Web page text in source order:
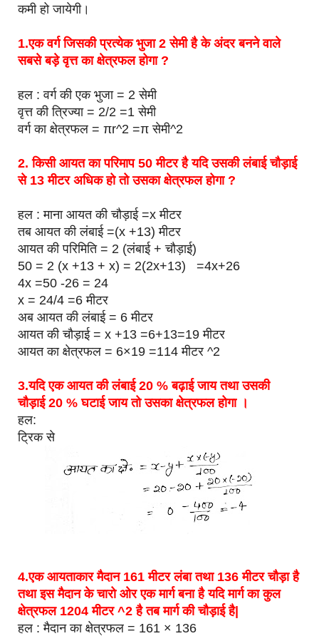
कमी हो जायेगी।
1.एक वर्ग जिसकी प्रत्येक भुजा 2 सेमी है के अंदर बनने वाले
सबसे बड़े वृत्त का क्षेत्रफल होगा ?
हल : वर्ग की एक भुजा = 2 सेमी
वृत्त की त्रिज्या = 2/2 =1 सेमी
वर्ग का क्षेत्रफल = πr^2 =π सेमी^2
2. किसी आयत का परिमाप 50 मीटर है यदि उसकी लंबाई चौड़ाई
से 13 मीटर अधिक हो तो उसका क्षेत्रफल होगा ?
हल : माना आयत की चौड़ाई =x मीटर
तब आयत की लंबाई =(x +13) मीटर
आयत की परिमिति = 2 (लंबाई + चौड़ाई)
50 = 2 (x +13 + x) = 2(2x+13) =4x+26
4x =50 -26 = 24
x = 24/4 =6 मीटर
अब आयत की लंबाई = 6 मीटर
आयत की चौड़ाई = x +13 =6+13=19 मीटर
आयत का क्षेत्रफल = 6×19 =114 मीटर ^2
3.यदि एक आयत की लंबाई 20 % बढ़ाई जाय तथा उसकी
चौड़ाई 20 % घटाई जाय तो उसका क्षेत्रफल होगा ।
हल:
ट्रिक से
4.एक आयताकार मैदान 161 मीटर लंबा तथा 136 मीटर चौड़ा है
तथा इस मैदान के चारो ओर एक मार्ग बना है यदि मार्ग का कुल
क्षेत्रफल 1204 मीटर ^2 है तब मार्ग की चौड़ाई है|
हल : मैदान का क्षेत्रफल = 161 × 136